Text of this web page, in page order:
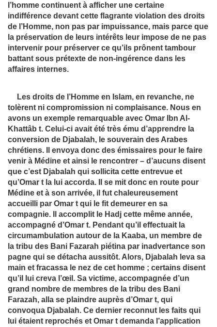
l’homme continuent à afficher une certaine
indifférence devant cette flagrante violation des droits
de l’Homme, non pas par impuissance, mais parce que
la préservation de leurs intérêts leur impose de ne pas
intervenir pour préserver ce qu’ils prônent tambour
battant sous prétexte de non-ingérence dans les
affaires internes.
Les droits de l’Homme en Islam, en revanche, ne
tolèrent ni compromission ni complaisance. Nous en
avons un exemple remarquable avec Omar Ibn Al-
Khattâb t. Celui-ci avait été très ému d’apprendre la
conversion de Djabalah, le souverain des Arabes
chrétiens. Il envoya donc des émissaires pour le faire
venir à Médine et ainsi le rencontrer – d’aucuns disent
que c’est Djabalah qui sollicita cette entrevue et
qu’Omar t la lui accorda. Il se mit donc en route pour
Médine et à son arrivée, il fut chaleureusement
accueilli par Omar t qui le fit demeurer en sa
compagnie. Il accomplit le Hadj cette même année,
accompagné d’Omar t. Pendant qu’il effectuait la
circumambulation autour de la Kaaba, un membre de
la tribu des Bani Fazarah piétina par inadvertance son
pagne qui se détacha aussitôt. Alors, Djabalah leva sa
main et fracassa le nez de cet homme ; certains disent
qu’il lui creva l’œil. Sa victime, accompagnée d’un
grand nombre de membres de la tribu des Bani
Farazah, alla se plaindre auprès d’Omar t, qui
convoqua Djabalah. Ce dernier reconnut les faits qui
lui étaient reprochés et Omar t demanda l’application